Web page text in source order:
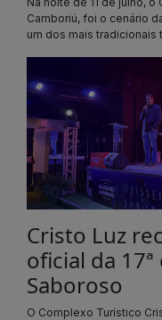
Camboriú, foi o cenário
um dos mais tradicionais
Cristo Luz
oficial da
Saboroso
O Complexo Turístico